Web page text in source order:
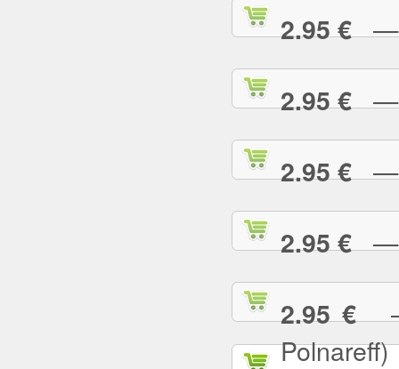
2.95 €—
2.95 €—
2.95 €—
2.95 €—
2.95 €—
Polnareff)